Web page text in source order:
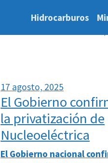
Hidrocarburos
17 agosto, 2025
El Gobierno
la privatización de
Nucleoeléctrica
El Gobierno nacional